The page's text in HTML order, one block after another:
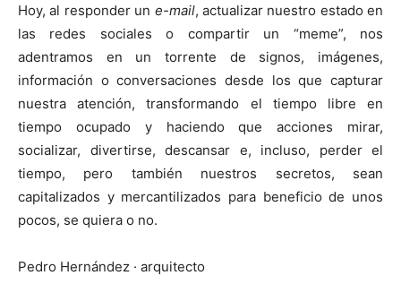
Hoy, al responder un e-mail, actualizar nuestro estado en
las redes sociales o compartir un “meme”, nos
adentramos en un torrente de signos, imágenes,
información o conversaciones desde los que capturar
nuestra atención, transformando el tiempo libre en
tiempo ocupado y haciendo que acciones mirar,
socializar, divertirse, descansar e, incluso, perder el
tiempo, pero también nuestros secretos, sean
capitalizados y mercantilizados para beneficio de unos
pocos, se quiera o no.
Pedro Hernández · arquitecto